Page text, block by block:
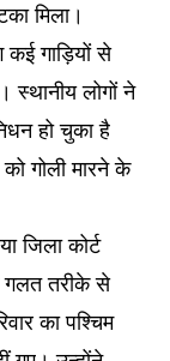
मिला।
कई गाड़ियों से
लोगों ने
हो चुका है
गोली मारने के
जिला कोर्ट
गलत तरीके से
का पश्चिम